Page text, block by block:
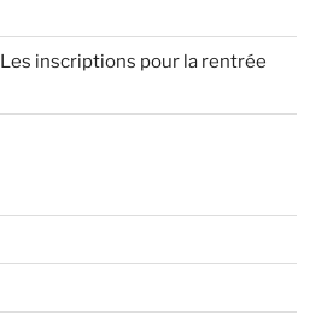
Les inscriptions pour la rentrée